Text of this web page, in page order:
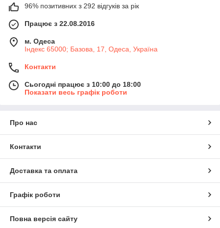
96% позитивних з 292 відгуків за рік
Працює з 22.08.2016
м. Одеса
Індекс 65000; Базова, 17, Одеса, Україна
Контакти
Сьогодні працює з 10:00 до 18:00
Показати весь графік роботи
Про нас
Контакти
Доставка та оплата
Графік роботи
Повна версія сайту